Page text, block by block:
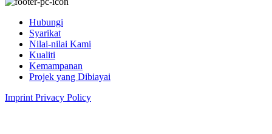
Hubungi
Syarikat
Nilai-nilai Kami
Kualiti
Kemampanan
Projek yang Dibiayai
Imprint Privacy Policy